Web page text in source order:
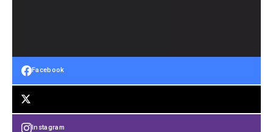
Facebook
Instagram